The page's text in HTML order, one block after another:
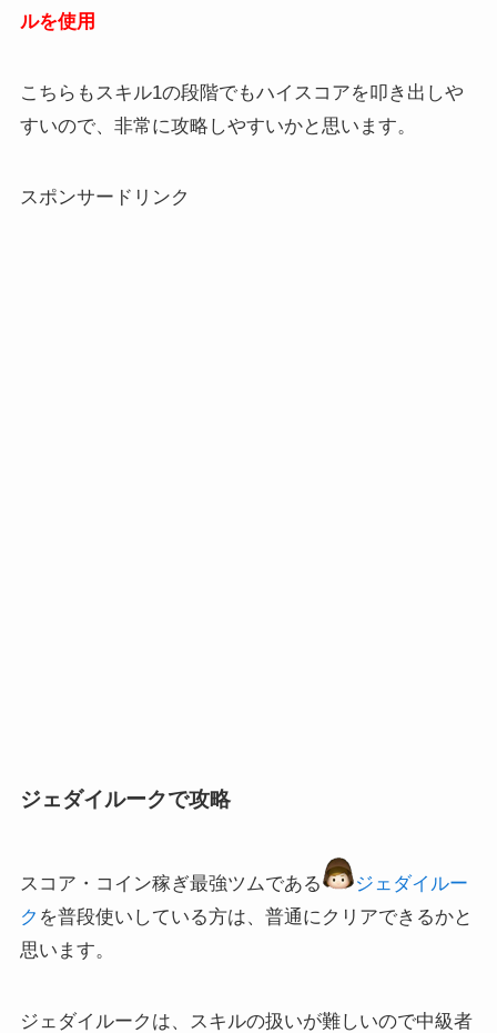
ルを使用
こちらもスキル1の段階でもハイスコアを叩き出しや
すいので、非常に攻略しやすいかと思います。
スポンサードリンク
ジェダイルークで攻略
スコア・コイン稼ぎ最強ツムである
ジェダイルー
ク を普段使いしている方は、普通にクリアできるかと
思います。
ジェダイルークは、スキルの扱いが難しいので中級者